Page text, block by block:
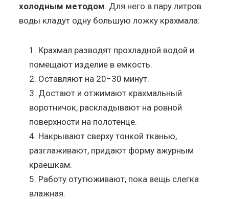
холодным методом. Для него в пару литров
воды кладут одну большую ложку крахмала:
Крахмал разводят прохладной водой и
помещают изделие в емкость.
Оставляют на 20−30 минут.
Достают и отжимают крахмальный
воротничок, раскладывают на ровной
поверхности на полотенце.
Накрывают сверху тонкой тканью,
разглаживают, придают форму ажурным
краешкам.
Работу отутюживают, пока вещь слегка
влажная.